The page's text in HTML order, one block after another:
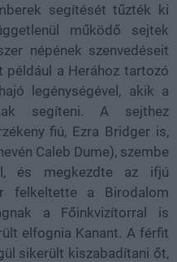
segítését tűzték ki
működő sejtek
népének szenvedéseit
például a Herához tartozó
legénységével, akik a
segíteni. A sejthez
fiú, Ezra Bridger is,
Caleb Dume), szembe
és megkezdte az ifjú
felkeltette a Birodalom
a Főinkvizítorral is
elfognia Kanant. A férfit
sikerült kiszabadítani őt,